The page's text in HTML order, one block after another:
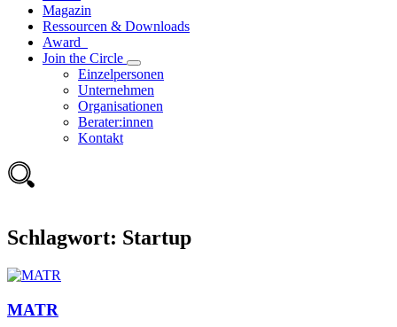
Magazin
Ressourcen & Downloads
Award
Join the Circle
Einzelpersonen
Unternehmen
Organisationen
Berater:innen
Kontakt
Schlagwort: Startup
MATR